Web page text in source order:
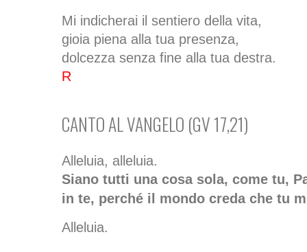
Mi indicherai il sentiero della vita,
gioia piena alla tua presenza,
dolcezza senza fine alla tua destra.
R
CANTO AL VANGELO (GV 17,21)
Alleluia, alleluia.
Siano tutti una cosa sola, come tu,
in te, perché il mondo creda che tu
Alleluia.